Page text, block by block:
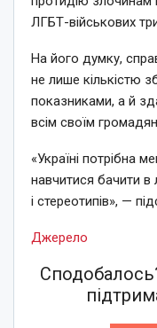
ЛГБТ-військових
На його думку,
не лише кількістю
показниками, а й
всім своїм
«Україні потрібна
навчитися бачити в
і стереотипів», —
Джерело